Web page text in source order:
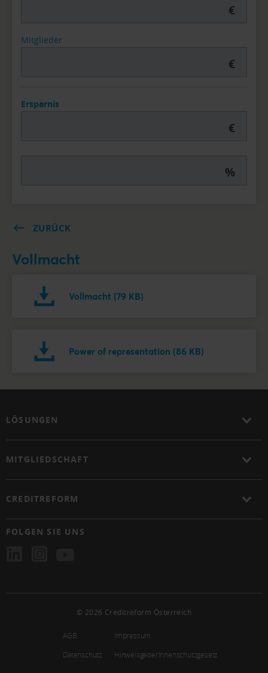
€
Mitglieder
€
Ersparnis
€
%
ZURÜCK
Vollmacht
Vollmacht (79 KB)
Power of representation (86 KB)
LÖSUNGEN
MITGLIEDSCHAFT
CREDITREFORM
FOLGEN SIE UNS
© 2026 Creditreform Österreich
AGB
Impressum
Datenschutz
HinweisgeberInnenschutzgesetz